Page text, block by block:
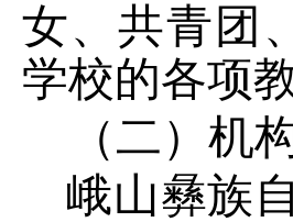
女、共青团
学校的各项
（二）机
峨山彝族